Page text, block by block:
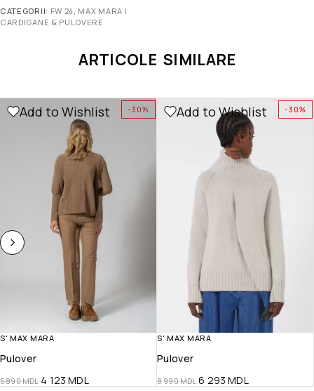
CATEGORII: FW 24, MAX MARA |
CARDIGANE & PULOVERE
ARTICOLE SIMILARE
-30%
Add to Wishlist
S' MAX MARA
Pulover
5 890MDL 4 123MDL
-30%
Add to Wishlist
S' MAX MARA
Pulover
8 990MDL 6 293MDL